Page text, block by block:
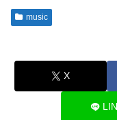
music
X